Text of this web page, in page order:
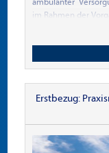
im Rahmen der
Erstbezug: